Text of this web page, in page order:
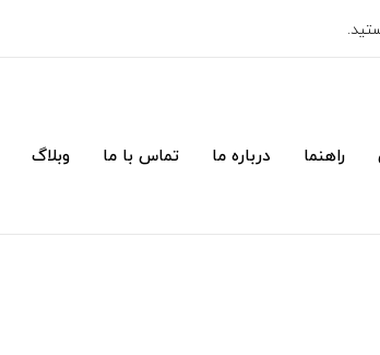
راهنما درباره ما تماس با ما وبلاگ